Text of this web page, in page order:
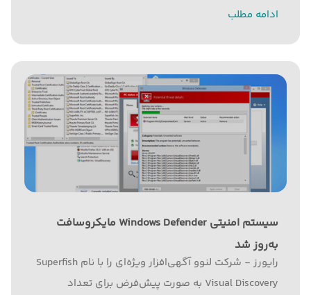
ادامه مطلب
سیستم امنیتی Windows Defender مایکروسافت
به‌روز شد
رایورز - شرکت لنوو آگهی‌افزار ویژه‌ای را با نام Superfish
Visual Discovery به صورت پیش‌فرض برای تعداد